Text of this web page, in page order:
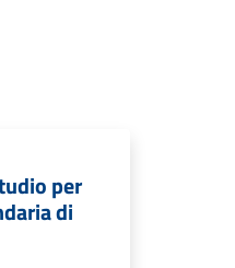
per
di